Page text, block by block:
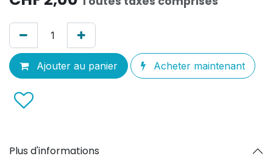
Ajouter au panier Acheter maintenant
Plus d'informations